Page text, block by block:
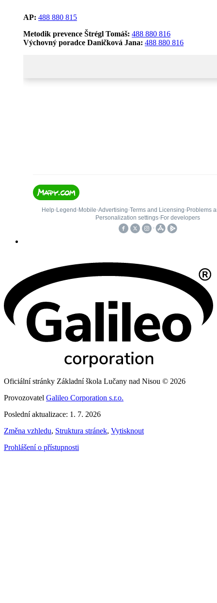
AP: 488 880 815
Metodik prevence Štrégl Tomáš: 488 880 816
Výchovný poradce Daničková Jana: 488 880 816
Oficiální stránky Základní škola Lučany nad Nisou © 2026
Provozovatel Galileo Corporation s.r.o.
Poslední aktualizace: 1. 7. 2026
Změna vzhledu, Struktura stránek, Vytisknout
Prohlášení o přístupnosti